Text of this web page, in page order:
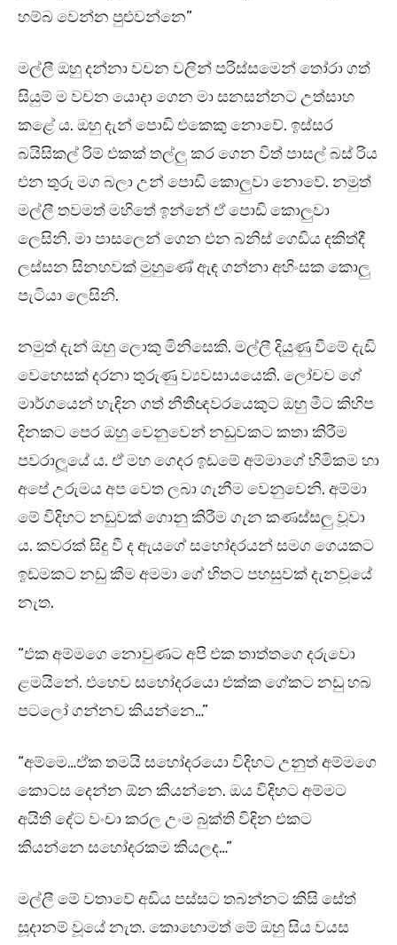
හම්බ වෙන්න පුළුවන්නෙ”
මල්ලී ඔහු දන්නා වචන වලින් පරිස්සමෙන් තෝරා ගත්
සියුම් ම වචන යොදා ගෙන මා සනසන්නට උත්සාහ
කළේ ය. ඔහු දැන් පොඩි එකෙකු නොවේ. ඉස්සර
බයිසිකල් රිම් එකක් තල්ලු කර ගෙන විත් පාසල් බස් රිය
එන තුරු මග බලා උන් පොඩි කොලුවා නොවේ. නමුත්
මල්ලී තවමත් මහිතේ ඉන්නේ ඒ පොඩි කොලුවා
ලෙසිනි. මා පාසලෙන් ගෙන එන බනිස් ගෙඩිය දකිත්දී
ලස්සන සිනහවක් මුහුණේ ඇඳ ගන්නා අහිංසක කොලු
පැටියා ලෙසිනි.
නමුත් දැන් ඔහු ලොකු මිනිසෙකි. මල්ලී දියුණු වීමේ දැඩි
වෙහෙසක් දරනා තුරුණු ව්‍යවසායයෙකි. ලෝචව ගේ
මාර්ගයෙන් හැඳින ගත් නීතීඥවරයෙකුට ඔහු මීට කිහිප
දිනකට පෙර ඔහු වෙනුවෙන් නඩුවකට කතා කිරීම
පවරාලූයේ ය. ඒ මහ ගෙදර ඉඩමේ අම්මාගේ හිමිකම හා
අපේ උරුමය අප වෙත ලබා ගැනීම වෙනුවෙනි. අම්මා
මේ විදිහට නඩුවක් ගොනු කිරීම ගැන කණස්සලු වූවා
ය. කවරක් සිදු වී ද ඇයගේ සහෝදරයන් සමග ගෙයකට
ඉඩමකට නඩු කීම අමමා ගේ හිතට පහසුවක් දැනවූයේ
නැත.
“එක අම්මගෙ නොවුණට අපි එක තාත්තගෙ දරුවො
ළමයිනේ. එහෙව සහෝදරයො එක්ක ගේකට නඩු හබ
පටලෝ ගන්නව කියන්නෙ…”
“අම්මෙ…ඒක තමයි සහෝදරයො විදිහට උනුත් අම්මගෙ
කොටස දෙන්න ඕන කියන්නෙ. ඔය විදිහට අම්මට
අයිති දේට වංචා කරල උංම බුක්ති විඳින එකට
කියන්නෙ සහෝදරකම කියලද…”
මල්ලී මේ වතාවේ අඩිය පස්සට තබන්නට කිසි සේත්
සූදානම් වූයේ නැත. කොහොමත් මේ ඔහු සිය වයස